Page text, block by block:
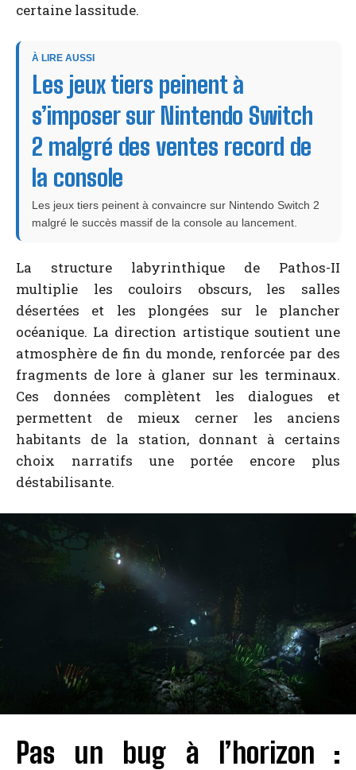
certaine lassitude.
À LIRE AUSSI
Les jeux tiers peinent à
s’imposer sur Nintendo Switch
2 malgré des ventes record de
la console
Les jeux tiers peinent à convaincre sur Nintendo Switch 2
malgré le succès massif de la console au lancement.
La structure labyrinthique de Pathos-II
multiplie les couloirs obscurs, les salles
désertées et les plongées sur le plancher
océanique. La direction artistique soutient une
atmosphère de fin du monde, renforcée par des
fragments de lore à glaner sur les terminaux.
Ces données complètent les dialogues et
permettent de mieux cerner les anciens
habitants de la station, donnant à certains
choix narratifs une portée encore plus
déstabilisante.
Pas un bug à l’horizon :